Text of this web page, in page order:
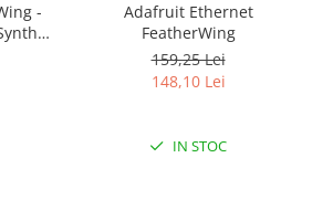
-
Adafruit Ethernet
FeatherWing
159,25 Lei
148,10 Lei
IN STOC